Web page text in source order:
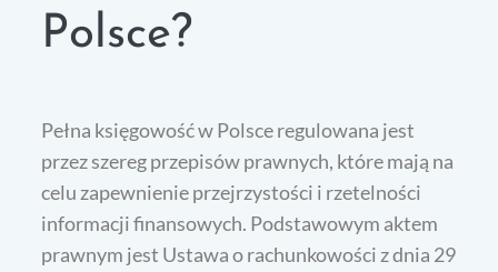
Polsce?
Pełna księgowość w Polsce regulowana jest
przez szereg przepisów prawnych, które mają na
celu zapewnienie przejrzystości i rzetelności
informacji finansowych. Podstawowym aktem
prawnym jest Ustawa o rachunkowości z dnia 29